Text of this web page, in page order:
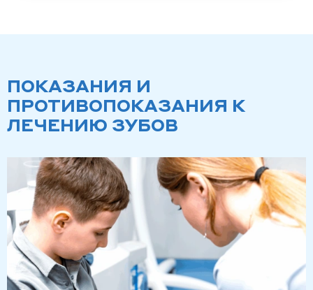
ПОКАЗАНИЯ И
ПРОТИВОПОКАЗАНИЯ К
ЛЕЧЕНИЮ ЗУБОВ